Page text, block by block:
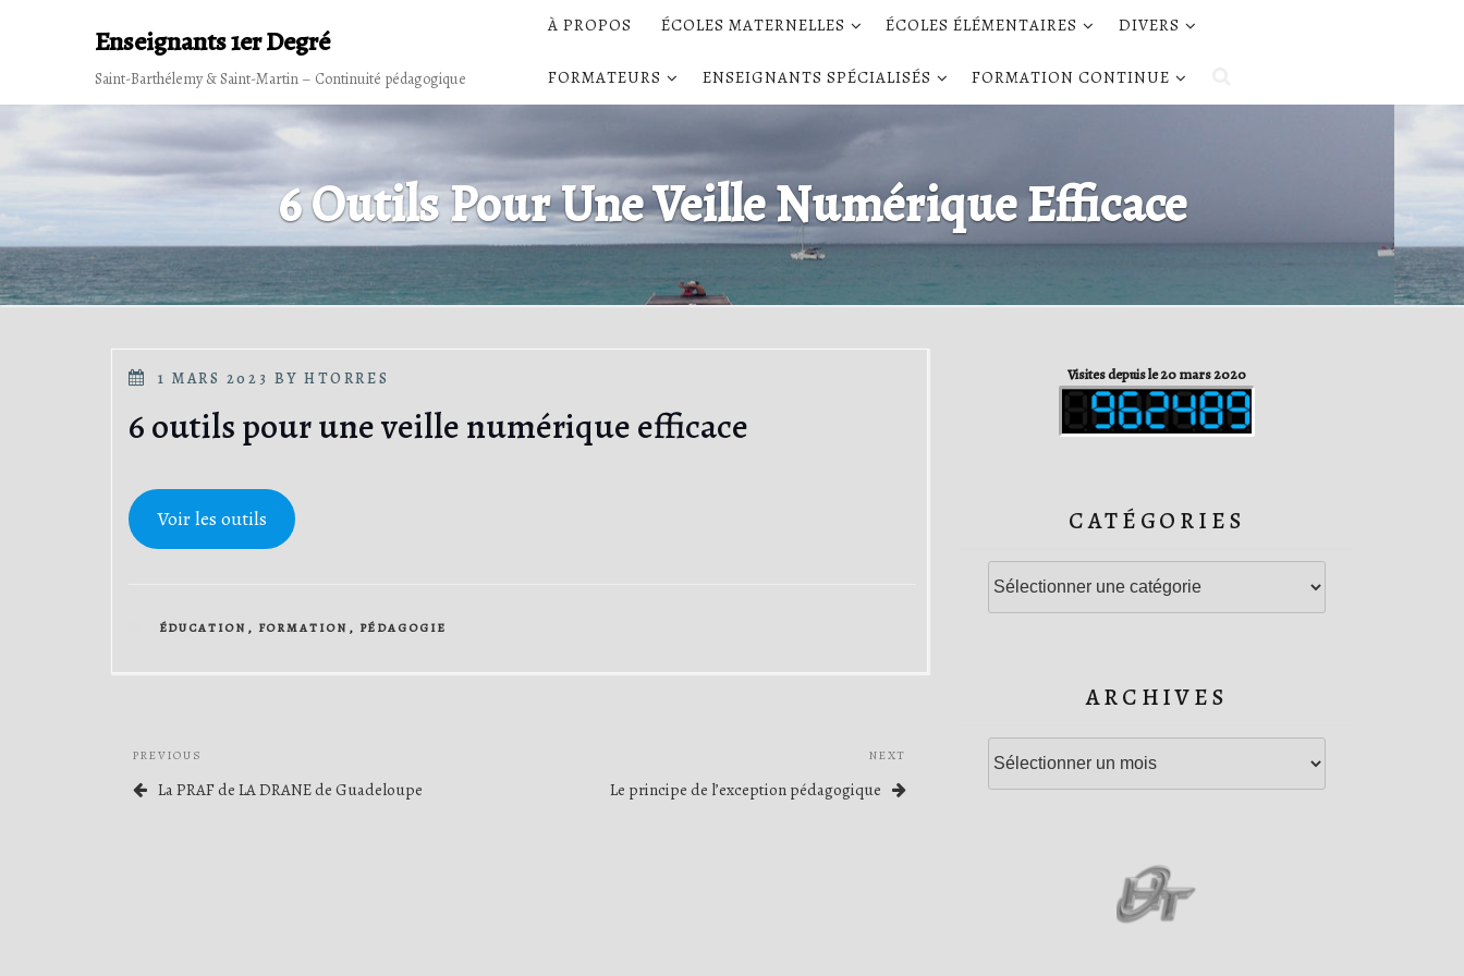
Enseignants 1er Degré
Saint-Barthélemy & Saint-Martin – Continuité pédagogique
À PROPOS ÉCOLES MATERNELLES ÉCOLES ÉLÉMENTAIRES DIVERS
FORMATEURS ENSEIGNANTS SPÉCIALISÉS FORMATION CONTINUE
6 Outils Pour Une Veille Numérique Efficace
POSTED
1 MARS 2023 BYHTORRES
6 outils pour une veille numérique efficace
Voir les outils
CATEGORIES
ÉDUCATION , FORMATION , PÉDAGOGIE
Navigation
de
Previous
Post
PREVIOUS
La PRAF de LA DRANE de Guadeloupe
Post
NEXT
Le principe de l’exception pédagogique
Visites depuis le 20 mars 2020
CATÉGORIES
ARCHIVES